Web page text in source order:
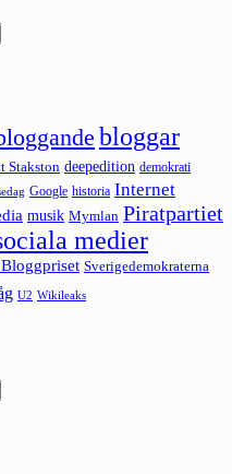
bloggar
Stakston deepedition demokrati
Google historia Internet
musik Mymlan Piratpartiet
medier
Sverigedemokraterna
U2 Wikileaks